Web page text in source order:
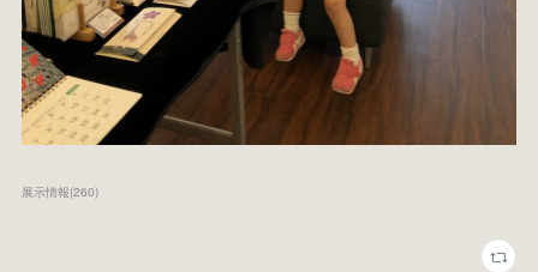
展示情報(260)